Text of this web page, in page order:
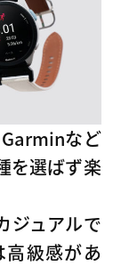
など
を選ばず楽
ジュアルで
級感があ